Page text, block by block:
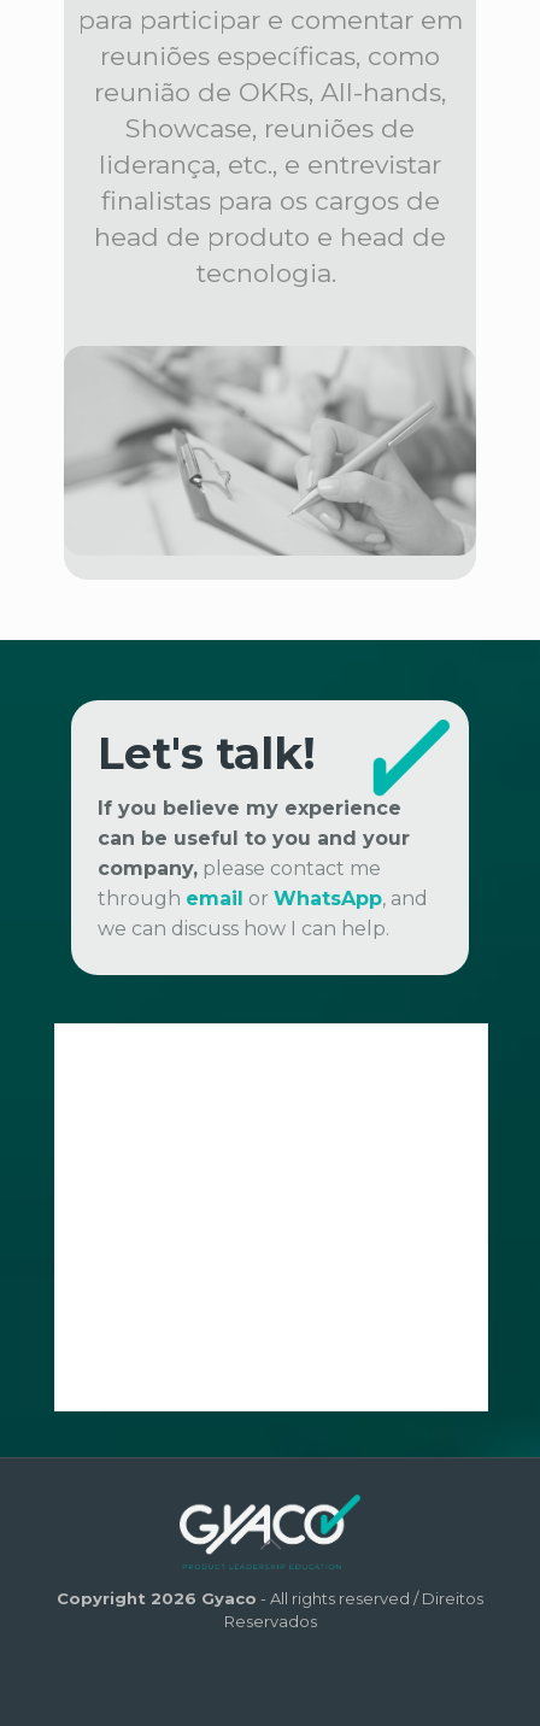
para participar e comentar em
reuniões específicas, como
reunião de OKRs, All-hands,
Showcase, reuniões de
liderança, etc., e entrevistar
finalistas para os cargos de
head de produto e head de
tecnologia.
Let's talk!
If you believe my experience
can be useful to you and your
company, please contact me
through email or WhatsApp, and
we can discuss how I can help.
Copyright 2026 Gyaco - All rights reserved / Direitos
Reservados